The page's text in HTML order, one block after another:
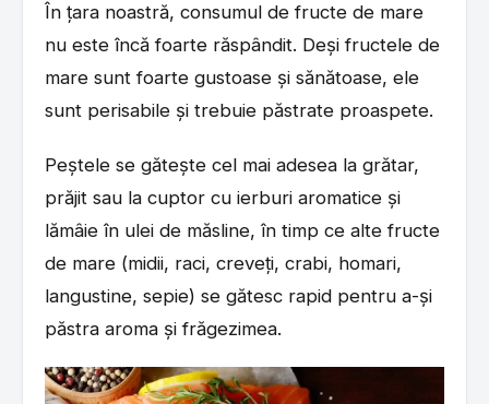
În țara noastră, consumul de fructe de mare
nu este încă foarte răspândit. Deși fructele de
mare sunt foarte gustoase și sănătoase, ele
sunt perisabile și trebuie păstrate proaspete.
Peștele se gătește cel mai adesea la grătar,
prăjit sau la cuptor cu ierburi aromatice și
lămâie în ulei de măsline, în timp ce alte fructe
de mare (midii, raci, creveți, crabi, homari,
langustine, sepie) se gătesc rapid pentru a-și
păstra aroma și frăgezimea.